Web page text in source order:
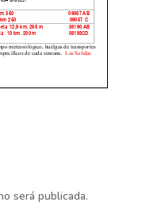
será publicada.